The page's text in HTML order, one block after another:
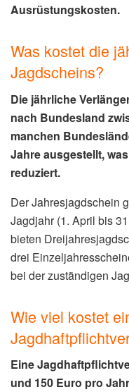
Ausrüstungskosten.
Was kostet die
Jagdscheins?
Die jährliche
nach Bundesland
manchen
Jahre ausgestellt,
reduziert.
Der Jahresjagdschein
Jagdjahr (1. April bis
bieten
drei
bei der zuständigen
Wie viel kostet
Eine
und 150 Euro pro